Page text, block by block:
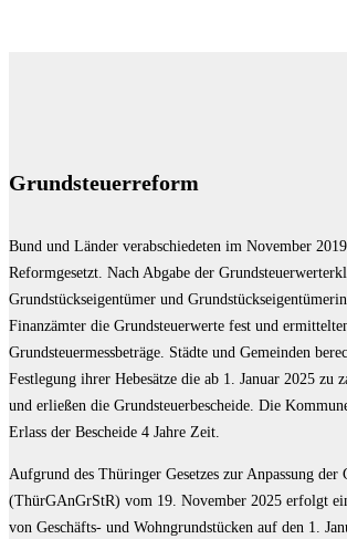
Grundsteuerreform
Bund und Länder verabschiedeten im November
Reformgesetzt. Nach Abgabe der
Grundstückseigentümer und
Finanzämter die Grundsteuerwerte fest und
Grundsteuermessbeträge. Städte und Gemeinden
Festlegung ihrer Hebesätze die ab 1. Januar 2025 zu
und erließen die Grundsteuerbescheide. Die
Erlass der Bescheide 4 Jahre Zeit.
Aufgrund des Thüringer Gesetzes zur Anpassung der
(ThürGAnGrStR) vom 19. November 2025 erfolgt
von Geschäfts- und Wohngrundstücken auf den 1.